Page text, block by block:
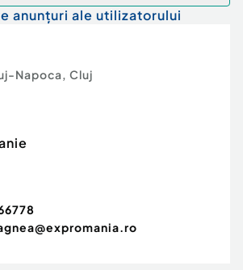
anunțuri ale utilizatorului
Napoca, Cluj